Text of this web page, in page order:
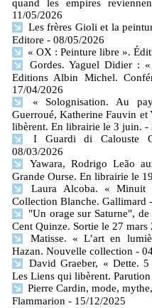
quand les empires
11/05/2026
Les frères Gioli et la
Editore - 08/05/2026
« OX : Peinture libre ».
Gordes. Yaguel Didier :
Editions Albin Michel.
17/04/2026
« Solognisation. Au
Guerroué, Katherine Fauvin
libèrent. En librairie le 3 juin. -
I Guardi di Calouste
08/03/2026
Yawara, Rodrigo Leão
Grande Ourse. En librairie le
Laura Alcoba. « Minuit
Collection Blanche. Gallimard
"Un orage sur Saturne",
Cent Quinze. Sortie le 27 mars
Matisse. « L’art en
Hazan. Nouvelle collection -
David Graeber, « Dette.
Les Liens qui libèrent.
Pierre Cardin, mode,
Flammarion - 15/12/2025